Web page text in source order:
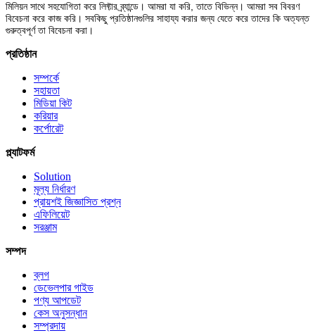
মিলিয়ন সাথে সহযোগিতা করে লিফ্টার ব্র্যান্ডে। আমরা যা করি, তাতে বিভিন্ন। আমরা সব বিবরণ
বিবেচনা করে কাজ করি। সবকিছু প্রতিষ্ঠানগুলির সাহায্য করার জন্য যেতে করে তাদের কি অত্যন্ত
গুরুত্বপূর্ণ তা বিবেচনা করা।
প্রতিষ্ঠান
সম্পর্কে
সহায়তা
মিডিয়া কিট
করিয়ার
কর্পোরেট
প্ল্যাটফর্ম
Solution
মূল্য নির্ধারণ
প্রায়শই জিজ্ঞাসিত প্রশ্ন
এফিলিয়েট
সরঞ্জাম
সম্পদ
ব্লগ
ডেভেলপার গাইড
পণ্য আপডেট
কেস অনুসন্ধান
সম্প্রদায়